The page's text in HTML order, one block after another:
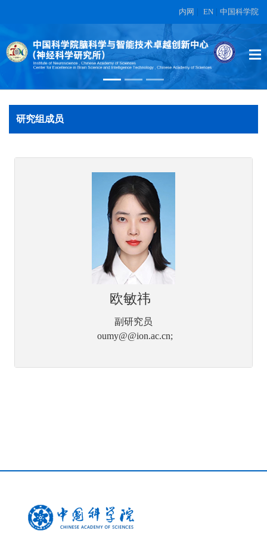
内网 EN 中国科学院
蔡时青
在另外数据表中
研究组成员
欧敏祎
副研究员
oumy@@ion.ac.cn;